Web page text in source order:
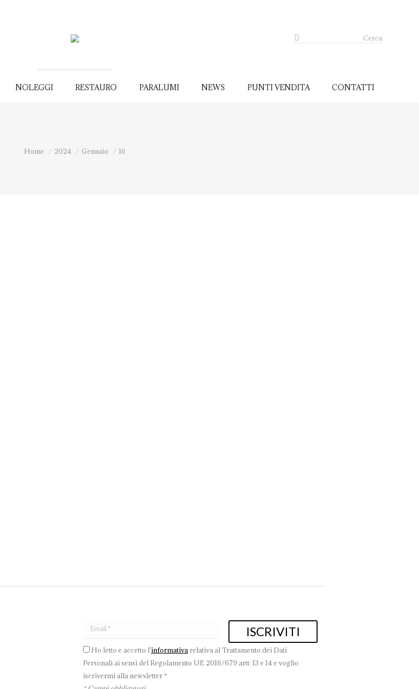
Cerca
NOLEGGI RESTAURO PARALUMI NEWS PUNTI VENDITA CONTATTI
You are here:
Home 2024 Gennaio 16
Ho letto e accetto l'informativa relativa al Trattamento dei Dati
Personali ai sensi del Regolamento UE 2016/679 artt. 13 e 14 e voglio
iscrivermi alla newsletter *